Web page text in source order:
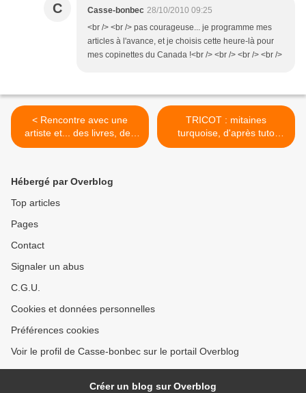
C Casse-bonbec 28/10/2010 09:25
<br /> <br /> pas courageuse... je programme mes
articles à l'avance, et je choisis cette heure-là pour
mes copinettes du Canada !<br /> <br /> <br /> <br />
< Rencontre avec une
artiste et... des livres, des
livres, des livres !!!
TRICOT : mitaines
turquoise, d'après tuto
DROPS >
Hébergé par Overblog
Top articles
Pages
Contact
Signaler un abus
C.G.U.
Cookies et données personnelles
Préférences cookies
Voir le profil de Casse-bonbec sur le portail Overblog
Créer un blog sur Overblog